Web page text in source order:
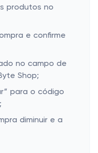
produtos no
e confirme
no campo de
Shop;
para o código
diminuir e a